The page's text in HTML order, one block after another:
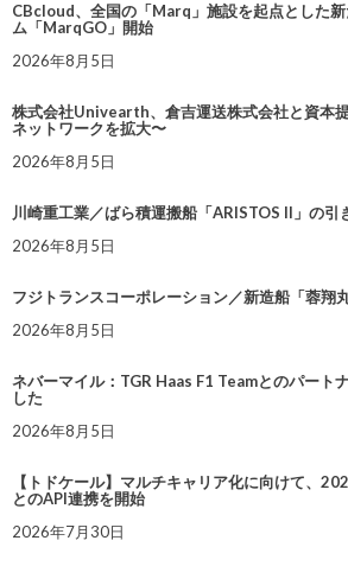
CBcloud、全国の「Marq」施設を起点とした
ム「MarqGO」開始
2026年8月5日
株式会社Univearth、倉吉運送株式会社と資本
ネットワークを拡大〜
2026年8月5日
川崎重工業／ばら積運搬船「ARISTOS II」の引
2026年8月5日
フジトランスコーポレーション／新造船「蓉翔
2026年8月5日
ネバーマイル：TGR Haas F1 Teamとのパート
した
2026年8月5日
【トドケール】マルチキャリア化に向けて、
とのAPI連携を開始
2026年7月30日